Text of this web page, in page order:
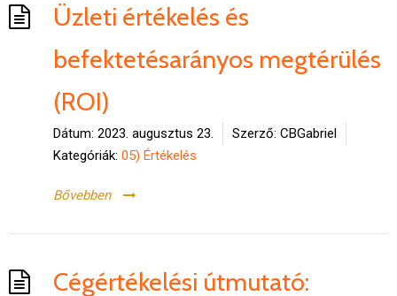
Üzleti értékelés és
befektetésarányos megtérülés
(ROI)
Dátum: 2023. augusztus 23. Szerző: CBGabriel
Kategóriák: 05) Értékelés
Bővebben
Cégértékelési útmutató: